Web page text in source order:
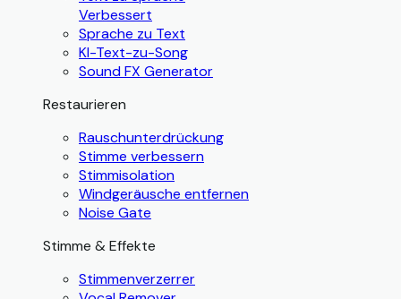
Verbessert
Sprache zu Text
KI-Text-zu-Song
Sound FX Generator
Restaurieren
Rauschunterdrückung
Stimme verbessern
Stimmisolation
Windgeräusche entfernen
Noise Gate
Stimme & Effekte
Stimmenverzerrer